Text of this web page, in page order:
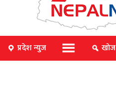
प्रदेश न्युज खोज